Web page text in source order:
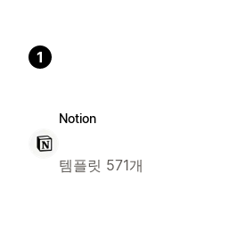
1
Notion
템플릿 571개